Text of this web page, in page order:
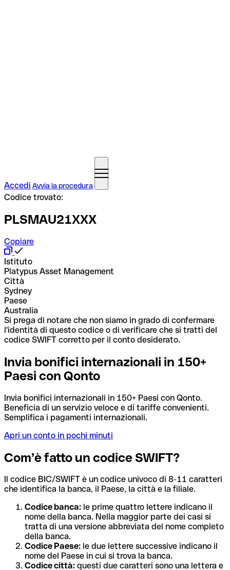
Accedi Avvia la procedura
Codice trovato:
PLSMAU21XXX
Copiare
Istituto
Platypus Asset Management
Città
Sydney
Paese
Australia
Si prega di notare che non siamo in grado di confermare
l'identità di questo codice o di verificare che si tratti del
codice SWIFT corretto per il conto desiderato.
Invia bonifici internazionali in 150+
Paesi con Qonto
Invia bonifici internazionali in 150+ Paesi con Qonto.
Beneficia di un servizio veloce e di tariffe convenienti.
Semplifica i pagamenti internazionali.
Apri un conto in pochi minuti
Com’è fatto un codice SWIFT?
Il codice BIC/SWIFT è un codice univoco di 8-11 caratteri
che identifica la banca, il Paese, la città e la filiale.
Codice banca: le prime quattro lettere indicano il
nome della banca. Nella maggior parte dei casi si
tratta di una versione abbreviata del nome completo
della banca.
Codice Paese: le due lettere successive indicano il
nome del Paese in cui si trova la banca.
Codice città: questi due caratteri sono una lettera e